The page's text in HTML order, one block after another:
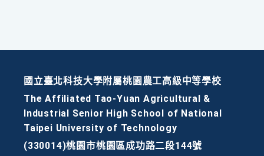
國立臺北科技大學附屬桃園農工高級中等學校
The Affiliated Tao-Yuan Agricultural &
Industrial Senior High School of National
Taipei University of Technology
(330014)桃園市桃園區成功路二段144號